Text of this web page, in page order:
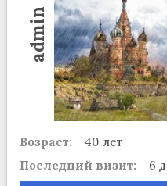
admin
Возраст:
40 лет
Последний визит:
6